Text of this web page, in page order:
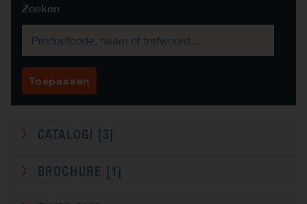
Zoeken
CATALOGI [3]
BROCHURE [1]